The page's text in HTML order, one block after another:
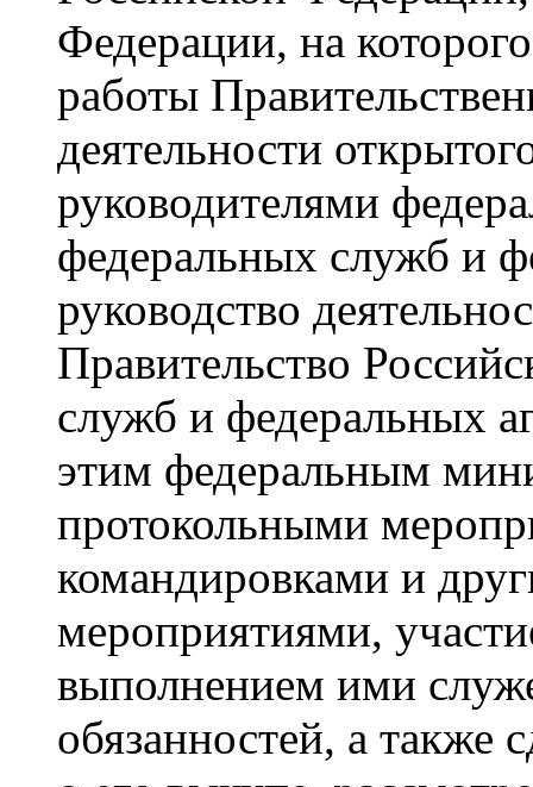
Федерации, на
работы
деятельности
руководителями
федеральных служб и
руководство
Правительство
служб и федеральных
этим федеральным
протокольными
командировками и
мероприятиями,
выполнением ими
обязанностей, а также